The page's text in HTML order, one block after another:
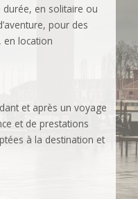
en solitaire ou
pour des
en location
et après un voyage
et de prestations
à la destination et